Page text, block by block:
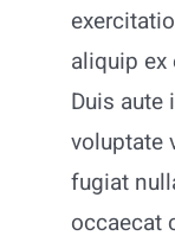
aliquip
Duis aute
voluptate
fugiat
occaecat